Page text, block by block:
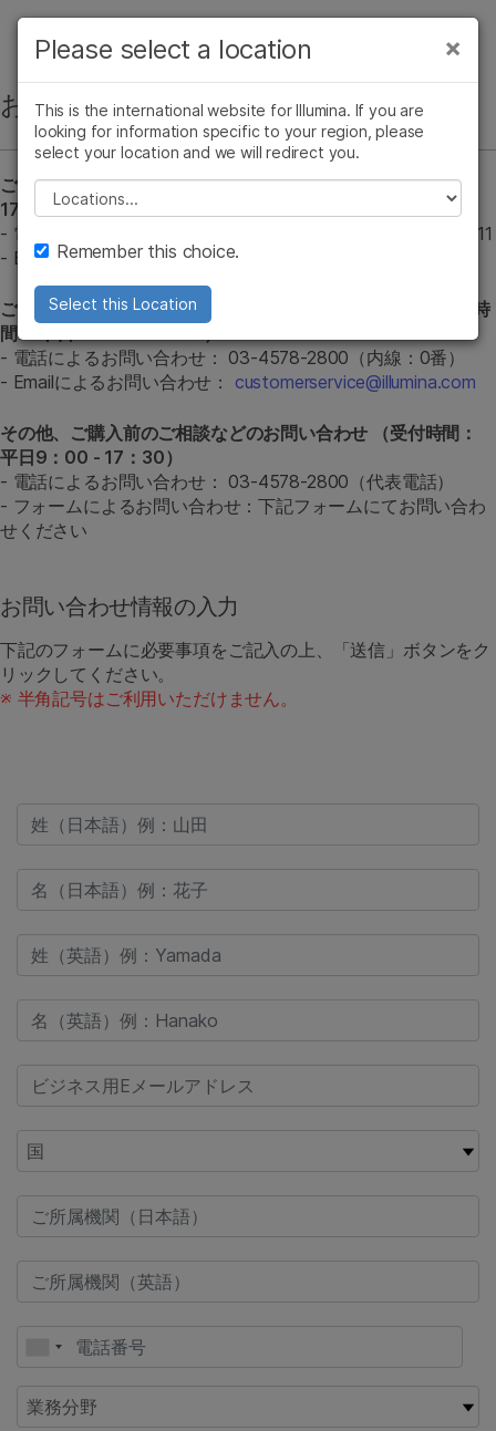
ソリューション
ラーニング
企業情報
サポート
お気に入りの分野を選択
お問い合わせ
ご購入後の技術的なお問い合わせ（受付時間： 平日9：00 -
17：00）
- 電話によるお問い合わせ： フリーダイヤル： 0800-111-5011
- Emailによるお問い合わせ：techsupport@illumina.com
ご注文後のオーダー状況、出荷に関するお問い合わせ（受付時
間： 平日9：00 - 17：30）
- 電話によるお問い合わせ： 03-4578-2800（内線：0番）
- Emailによるお問い合わせ： customerservice@illumina.com
その他、ご購入前のご相談などのお問い合わせ （受付時間：
平日9：00 - 17：30）
- 電話によるお問い合わせ： 03-4578-2800（代表電話）
- フォームによるお問い合わせ：下記フォームにてお問い合わ
せください
お問い合わせ情報の入力
下記のフォームに必要事項をご記入の上、「送信」ボタンをク
リックしてください。
※ 半角記号はご利用いただけません。
×
Please select a location
This is the international website for Illumina. If you are
looking for information specific to your region, please
select your location and we will redirect you.
Please select a location
Remember this choice.
Select this Location
×
がん研究
農学研究
臨床オンコロジー